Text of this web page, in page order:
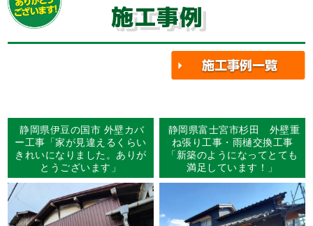
施工事例
静岡県伊豆の国市 外壁カバ
ー工事「家が見違えるくらい
きれいになりました。ありが
とうございます」
静岡県富士宮市杉田 外壁重
ね張り工事・雨樋交換工事
「新築のようになってとても
満足しています！」